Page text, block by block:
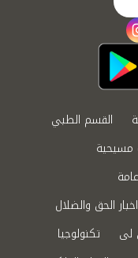
القسم الطبي
مسيحية
اخبار الحق والضلال
لى
تكنولوجيا